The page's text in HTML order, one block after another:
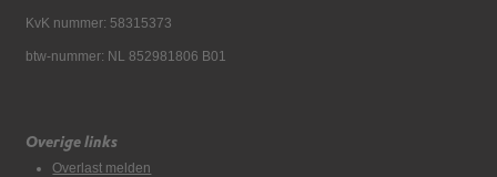
KvK nummer: 58315373
btw-nummer: NL 852981806 B01
Overige links
Overlast melden